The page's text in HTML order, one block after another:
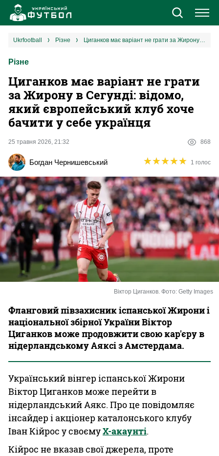
Новини
Єврокубки
УПЛ
2 ліга
Різне
Букмекери
Казино
ukrfootball різне Циганков має варіант не грати за Жирону в Сегунді: відомо, який європейський клуб хоче бачити у себе українця
Різне
Циганков має варіант не грати
за Жирону в Сегунді: відомо,
який європейський клуб хоче
бачити у себе українця
25 травня 2026, 21:32 868
Богдан Чернишевський ★★★★★
★★★★★ 1 голос
Віктор Циганков. Фото: Getty Images
Фланговий півзахисник іспанської Жирони і
національної збірної України Віктор
Циганков може продовжити свою кар'єру в
нідерландському Аяксі з Амстердама.
Український вінгер іспанської Жирони
Віктор Циганков може перейти в
нідерландський Аякс. Про це повідомляє
інсайдер і акціонер каталонського клубу
Іван Кійрос у своємуХ-акаунті.
Кійрос не вказав свої джерела, проте